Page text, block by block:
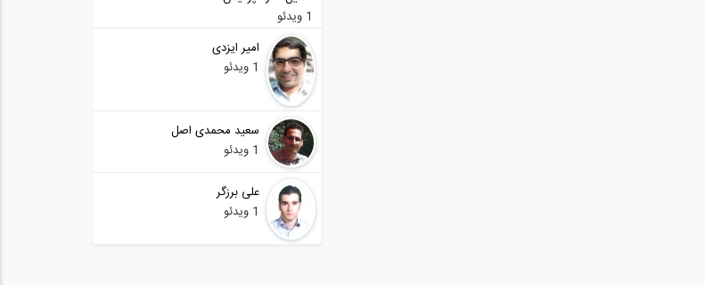
1 ویدئو
امیر ایزدی
1 ویدئو
سعید محمدی اصل
1 ویدئو
علی برزگر
1 ویدئو